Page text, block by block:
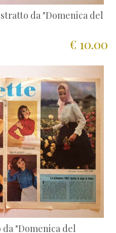
da "Domenica del
€ 10.00
"Domenica del